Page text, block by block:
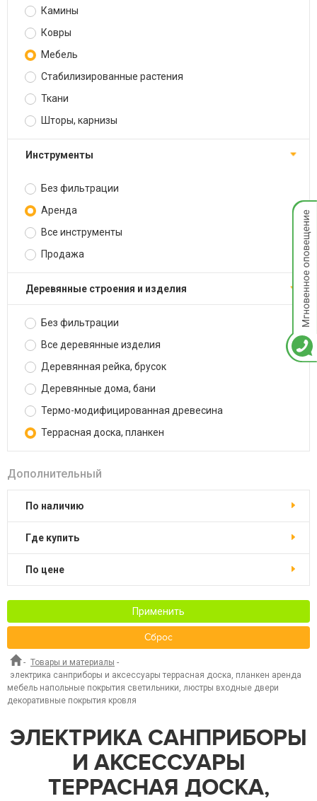
Камины
Ковры
Мебель
Стабилизированные растения
Ткани
Шторы, карнизы
Инструменты
Без фильтрации
Аренда
Все инструменты
Продажа
Деревянные строения и изделия
Без фильтрации
Все деревянные изделия
Деревянная рейка, брусок
Деревянные дома, бани
Термо-модифицированная древесина
Террасная доска, планкен
Дополнительный
По наличию
Где купить
По цене
Применить
Сброс
- Товары и материалы -
электрика санприборы и аксессуары террасная доска, планкен аренда
мебель напольные покрытия светильники, люстры входные двери
декоративные покрытия кровля
ЭЛЕКТРИКА САНПРИБОРЫ
И АКСЕССУАРЫ
ТЕРРАСНАЯ ДОСКА,